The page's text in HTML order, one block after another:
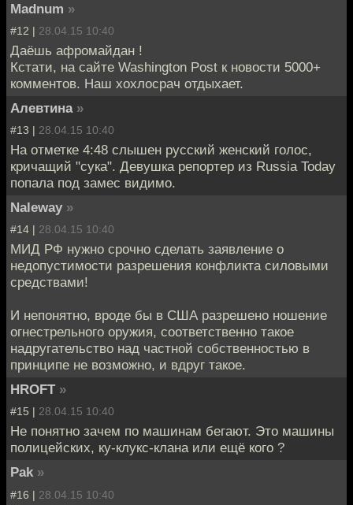
Madnum »
#12 | 28.04.15 10:40
Даёшь афромайдан !
Кстати, на сайте Washington Post к новости 5000+
комментов. Наш хохлосрач отдыхает.
Алевтина »
#13 | 28.04.15 10:40
На отметке 4:48 слышен русский женский голос,
кричащий "сука". Девушка репортер из Russia Today
попала под замес видимо.
Naleway »
#14 | 28.04.15 10:40
МИД РФ нужно срочно сделать заявление о
недопустимости разрешения конфликта силовыми
средствами!
И непонятно, вроде бы в США разрешено ношение
огнестрельного оружия, соответственно такое
надругательство над частной собственностью в
принципе не возможно, и вдруг такое.
HROFT »
#15 | 28.04.15 10:40
Не понятно зачем по машинам бегают. Это машины
полицейских, ку-клукс-клана или ещё кого ?
Pak »
#16 | 28.04.15 10:40